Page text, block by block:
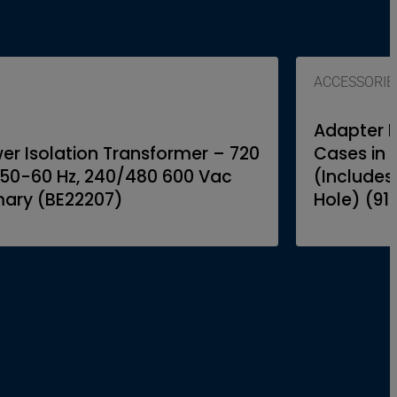
Isolation Transformer – 720
60 Hz, 240/480 600 Vac
(BE22207)
Adapter
Cases in
Hole)